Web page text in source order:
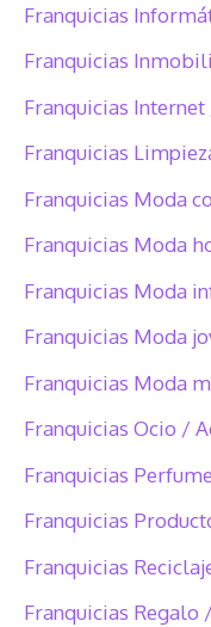
Franquicias
Franquicias
Franquicias
Franquicias
Franquicias Moda
Franquicias Moda
Franquicias Moda
Franquicias Moda
Franquicias Moda
Franquicias Ocio /
Franquicias
Franquicias
Franquicias
Franquicias Regalo